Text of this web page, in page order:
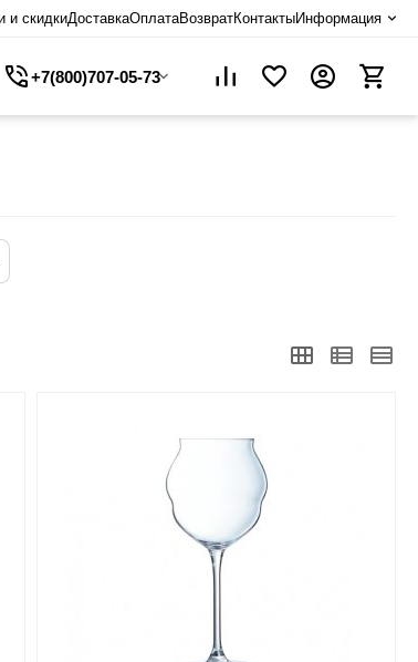
и скидкиДоставкаОплатаВозвратКонтактыИнформация
+7(800)707-05-73